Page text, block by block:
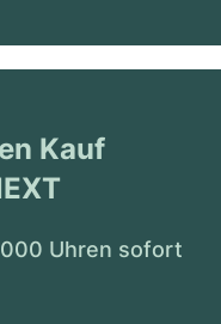
Kauf
Uhren sofort